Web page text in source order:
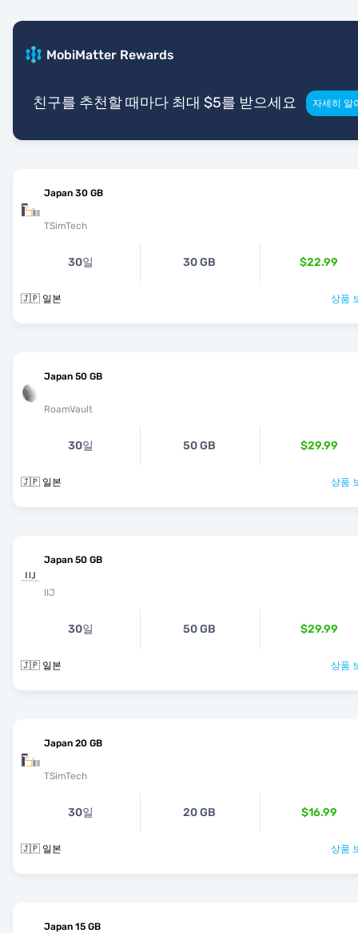
MobiMatter Rewards
친구를 추천할 때마다 최대 $5를 받으세요 자세히 알
Japan 30 GB
TSimTech
30일 30 GB $22.99
🇯🇵 일본 상품
Japan 50 GB
RoamVault
30일 50 GB $29.99
🇯🇵 일본 상품
Japan 50 GB
IIJ
30일 50 GB $29.99
🇯🇵 일본 상품
Japan 20 GB
TSimTech
30일 20 GB $16.99
🇯🇵 일본 상품
Japan 15 GB